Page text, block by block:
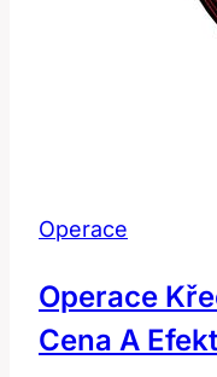
Operace
Operace
Cena A